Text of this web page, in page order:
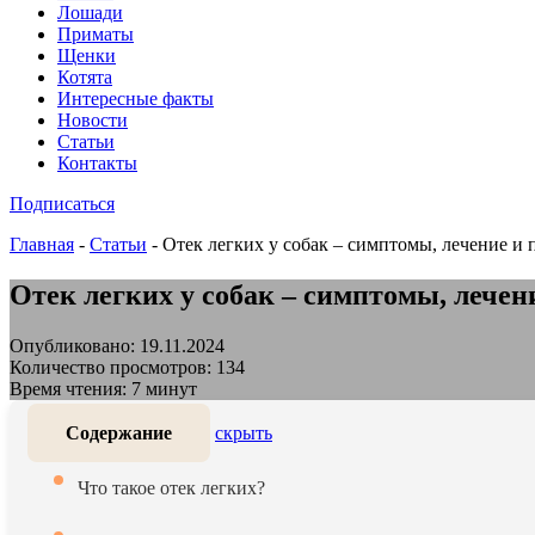
Лошади
Приматы
Щенки
Котята
Интересные факты
Новости
Статьи
Контакты
Подписаться
Главная - Статьи - Отек легких у собак – симптомы, лечение и
Отек легких у собак – симптомы,
Опубликовано: 19.11.2024
Количество просмотров: 134
Время чтения: 7 минут
Содержание скрыть
Что такое отек легких?